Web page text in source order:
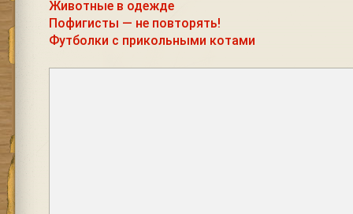
Животные в одежде
Пофигисты — не повторять!
Футболки с прикольными котами